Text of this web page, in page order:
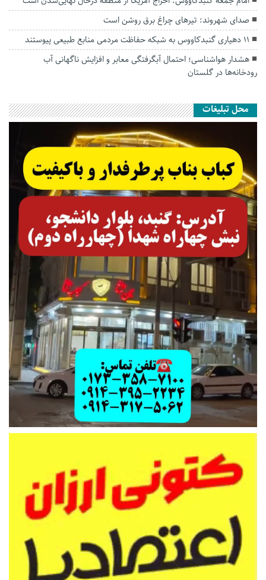
صدای شهروند: تیرهای چراغ برق روشن است
۱۱ دهیاری گنبدکاووس به شبکه حفاظت مردمی منابع طبیعی پیوستند
هشدار هواشناسی؛ احتمال آبگرفتگی معابر و افزایش ناگهانی آب
رودخانه‌ها در گلستان
محل تبلیغات